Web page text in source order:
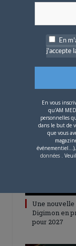
– Spécial
disponible !
Une
Digimon en
pour 2027
En
j'accepte
En vous
qu'AM
personnelles
dans le but de
que vous
données .